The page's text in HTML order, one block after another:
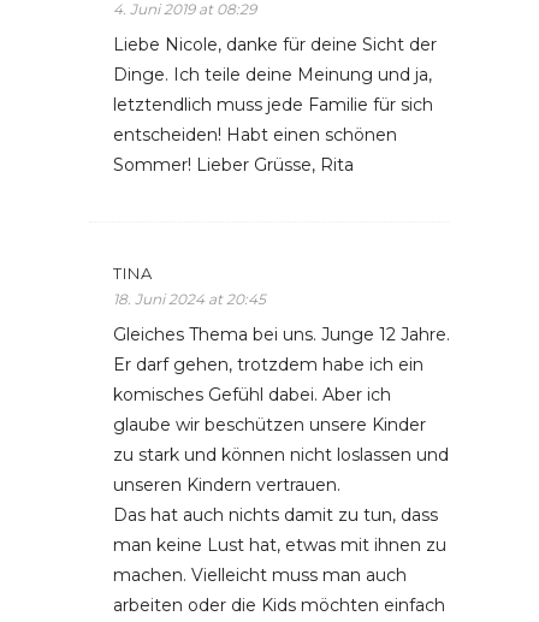
4. Juni 2019 at 08:29
Liebe Nicole, danke für deine Sicht der
Dinge. Ich teile deine Meinung und ja,
letztendlich muss jede Familie für sich
entscheiden! Habt einen schönen
Sommer! Lieber Grüsse, Rita
TINA
18. Juni 2024 at 20:45
Gleiches Thema bei uns. Junge 12 Jahre.
Er darf gehen, trotzdem habe ich ein
komisches Gefühl dabei. Aber ich
glaube wir beschützen unsere Kinder
zu stark und können nicht loslassen und
unseren Kindern vertrauen.
Das hat auch nichts damit zu tun, dass
man keine Lust hat, etwas mit ihnen zu
machen. Vielleicht muss man auch
arbeiten oder die Kids möchten einfach